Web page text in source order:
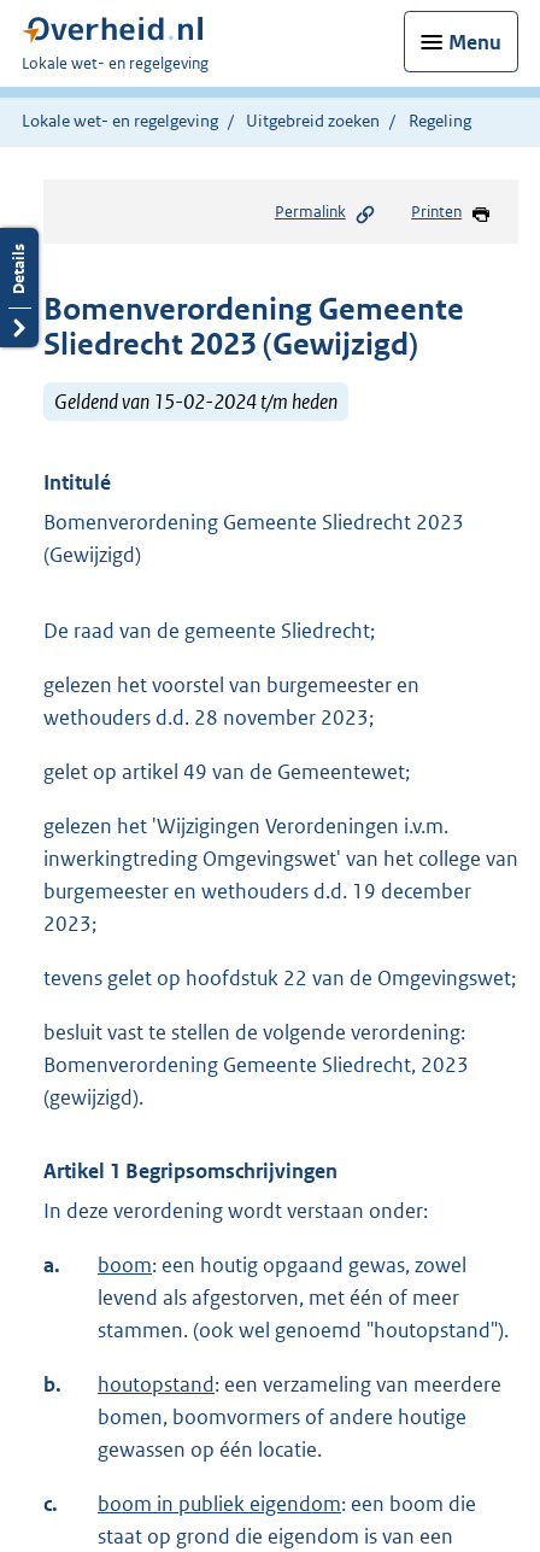
Menu
U
bent
hier:
Lokale wet- en regelgeving
Lokale wet- en regelgeving Uitgebreid zoeken Regeling
Permalink Printen
Bomenverordening Gemeente
Sliedrecht 2023 (Gewijzigd)
Geldend van 15-02-2024 t/m heden
Intitulé
Bomenverordening Gemeente Sliedrecht 2023
(Gewijzigd)
De raad van de gemeente Sliedrecht;
gelezen het voorstel van burgemeester en
wethouders d.d. 28 november 2023;
gelet op artikel 49 van de Gemeentewet;
gelezen het 'Wijzigingen Verordeningen i.v.m.
inwerkingtreding Omgevingswet' van het college van
burgemeester en wethouders d.d. 19 december
2023;
tevens gelet op hoofdstuk 22 van de Omgevingswet;
besluit vast te stellen de volgende verordening:
Bomenverordening Gemeente Sliedrecht, 2023
(gewijzigd).
Artikel 1 Begripsomschrijvingen
In deze verordening wordt verstaan onder:
a. boom: een houtig opgaand gewas, zowel
levend als afgestorven, met één of meer
stammen. (ook wel genoemd "houtopstand").
b. houtopstand: een verzameling van meerdere
bomen, boomvormers of andere houtige
gewassen op één locatie.
c. boom in publiek eigendom: een boom die
staat op grond die eigendom is van een